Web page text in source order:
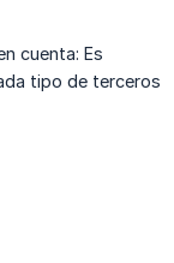
cuenta: Es
tipo de terceros